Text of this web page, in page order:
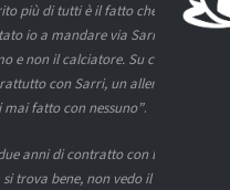
più di tutti è il fatto che mi
io a mandare via Sarri. Più
e non il calciatore. Su certi
con Sarri, un allenatore
mai fatto con nessuno”.
anni di contratto con la
trova bene, non vedo il